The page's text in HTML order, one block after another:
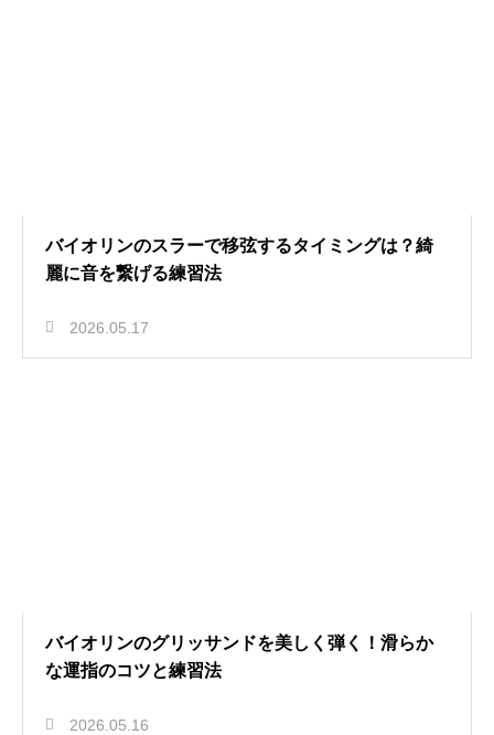
バイオリンのスラーで移弦するタイミングは？綺
麗に音を繋げる練習法
2026.05.17
バイオリンのグリッサンドを美しく弾く！滑らか
な運指のコツと練習法
2026.05.16